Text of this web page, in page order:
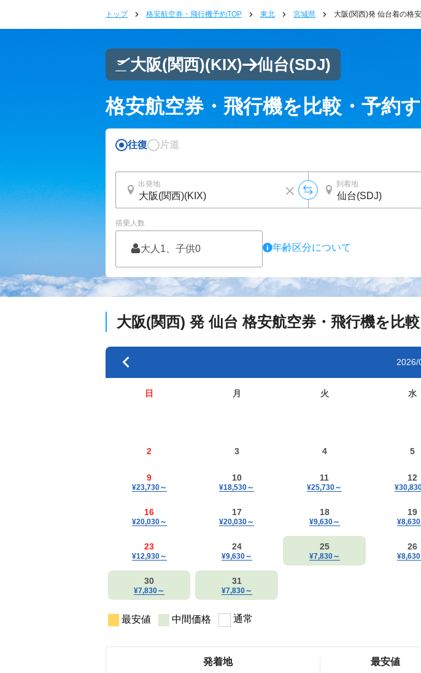
トップ 格安航空券・飛行機予約TOP 東北 宮城県 大阪(関西)発 仙台着の格
大阪(関西)(KIX) 仙台(SDJ)
格安航空券・飛行機を比較・予約
往復 片道
出発地 到着地
搭乗人数
大人1、子供0 年齢区分について
大阪(関西) 発仙台格安航空券・飛行機を比
2026/
日 月 火 水
2 3 4 5
9
¥23,730～
10
¥18,530～
11
¥25,730～
12
16
¥20,030～
17
¥20,030～
18
¥9,630～
19
¥8,630
23
¥12,930～
24
¥9,630～
25
¥7,830～
26
¥8,630
30
¥7,830～
31
¥7,830～
最安値 中間価格 通常
発着地 最安値